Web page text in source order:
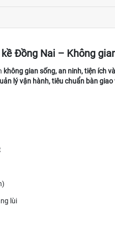
Đồng Nai – Không
không gian sống, an ninh, tiện ích
lý vận hành, tiêu chuẩn bàn giao
lùi